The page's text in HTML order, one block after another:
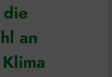
an